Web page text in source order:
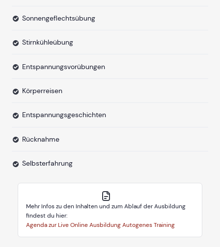
Sonnengeflechtsübung
Stirnkühleübung
Entspannungsvorübungen
Körperreisen
Entspannungsgeschichten
Rücknahme
Selbsterfahrung
Mehr Infos zu den Inhalten und zum Ablauf der Ausbildung
findest du hier:
Agenda zur Live Online Ausbildung Autogenes Training